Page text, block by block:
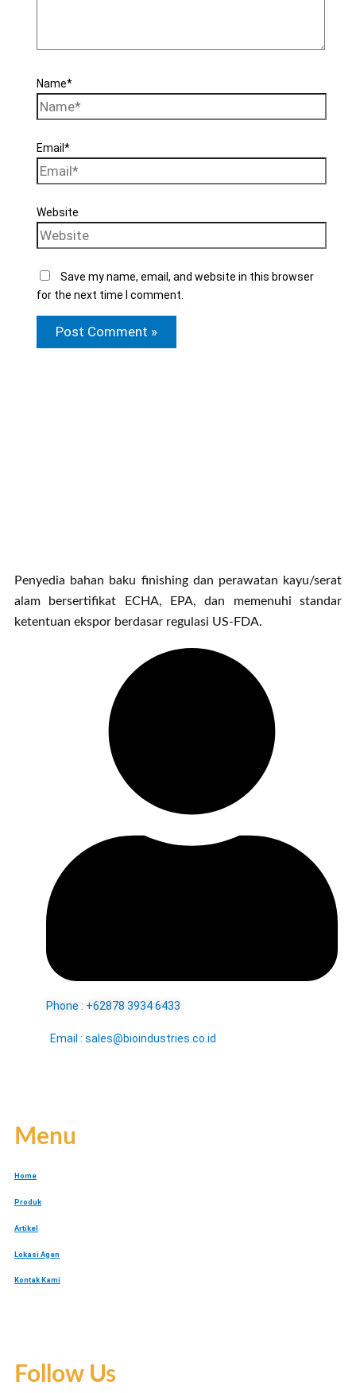
Name*
Email*
Website
Save my name, email, and website in this browser
for the next time I comment.
Penyedia bahan baku finishing dan perawatan kayu/serat
alam bersertifikat ECHA, EPA, dan memenuhi standar
ketentuan ekspor berdasar regulasi US-FDA.
Phone : +62878 3934 6433
Email : sales@bioindustries.co.id
Menu
Home
Produk
Artikel
Lokasi Agen
Kontak Kami
Follow Us